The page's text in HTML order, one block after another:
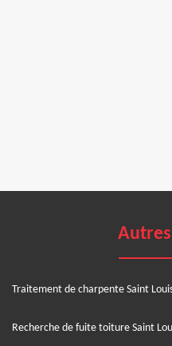
Traitement de charpente Saint
Recherche de fuite toiture Saint